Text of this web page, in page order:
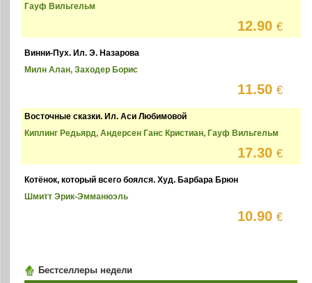
Гауф Вильгельм
12.90€
Винни-Пух. Ил. Э. Назарова
Милн Алан, Заходер Борис
11.50€
Восточные сказки. Ил. Аси Любимовой
Киплинг Редьярд, Андерсен Ганс Кристиан, Гауф Вильгельм
17.30€
Котёнок, который всего боялся. Худ. Барбара Брюн
Шмитт Эрик-Эмманюэль
10.90€
Бестселлеры недели